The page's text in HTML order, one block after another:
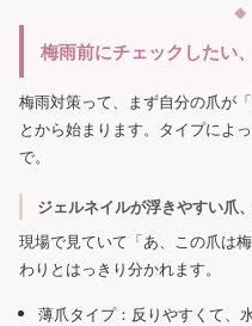
梅雨前にチェックしたい
梅雨対策って、まず自分の爪が
とから始まります。タイプによ
で。
ジェルネイルが浮きやすい爪
現場で見ていて「あ、この爪は
わりとはっきり分かれます。
薄爪タイプ：反りやすくて、